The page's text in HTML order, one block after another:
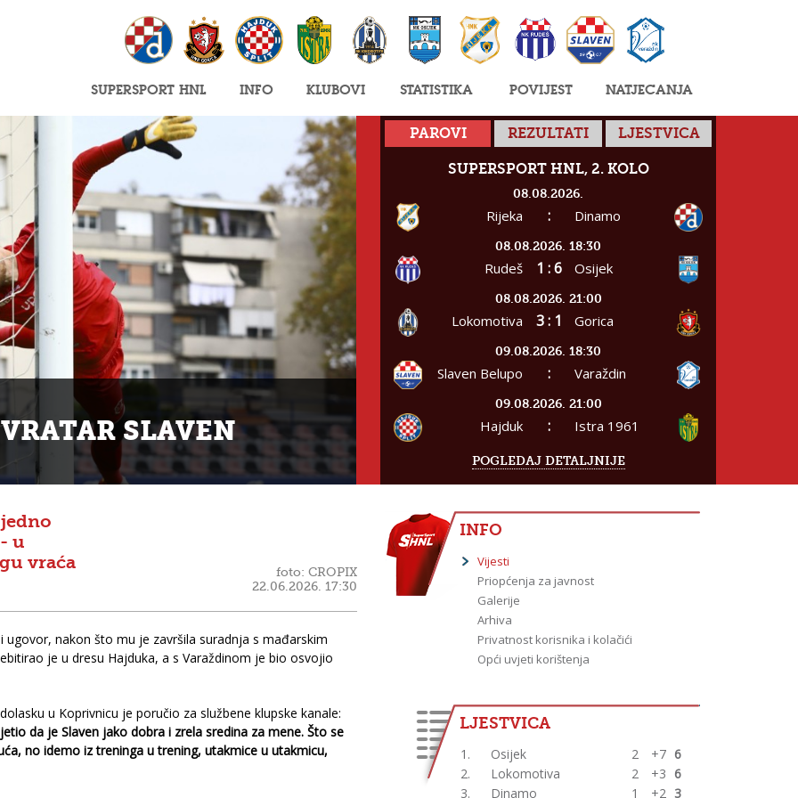
SuperSport HNL Info Klubovi Statistika Povijest Natjecanja
SLAVEN
PAROVI REZULTATI LJESTVICA
SUPERSPORT HNL, 2. KOLO
08.08.2026.
Rijeka : Dinamo
08.08.2026. 18:30
Rudeš 1 : 6 Osijek
08.08.2026. 21:00
Lokomotiva 3 : 1 Gorica
09.08.2026. 18:30
Slaven Belupo : Varaždin
09.08.2026. 21:00
Hajduk : Istra 1961
POGLEDAJ DETALJNIJE
u
vraća
foto: CROPIX
22.06.2026. 17:30
nakon što mu je završila suradnja s mađarskim
je u dresu Hajduka, a s Varaždinom je bio osvojio
u Koprivnicu je poručio za službene klupske kanale:
da je Slaven jako dobra i zrela sredina za mene. Što se
no idemo iz treninga u trening, utakmice u utakmicu,
INFO
Vijesti
Priopćenja za javnost
Galerije
Arhiva
Privatnost korisnika i kolačići
Opći uvjeti korištenja
LJESTVICA
1. Osijek 2 +7 6
2.
Lokomotiva 2 +3 6
3.
Dinamo 1 +2 3